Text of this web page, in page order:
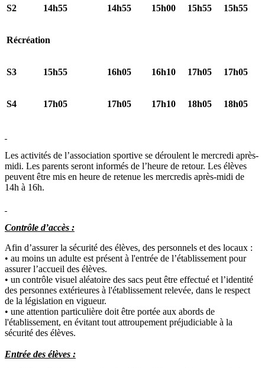
S2 14h55 14h55 15h00 15h55 15h55
Récréation
S3 15h55 16h05 16h10 17h05 17h05
S4 17h05 17h05 17h10 18h05 18h05
Les activités de l’association sportive se déroulent le mercredi après-
midi. Les parents seront informés de l’heure de retour. Les élèves
peuvent être mis en heure de retenue les mercredis après-midi de
14h à 16h.
Contrôle d’accès :
Afin d’assurer la sécurité des élèves, des personnels et des locaux :
• au moins un adulte est présent à l'entrée de l’établissement pour
assurer l’accueil des élèves.
• un contrôle visuel aléatoire des sacs peut être effectué et l’identité
des personnes extérieures à l'établissement relevée, dans le respect
de la législation en vigueur.
• une attention particulière doit être portée aux abords de
l'établissement, en évitant tout attroupement préjudiciable à la
sécurité des élèves.
Entrée des élèves :